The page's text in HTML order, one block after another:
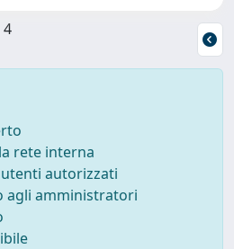
rete interna
autorizzati
agli amministratori